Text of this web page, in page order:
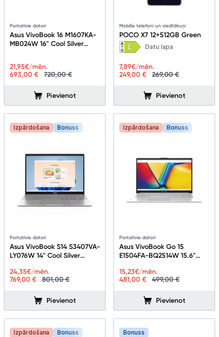
Portatīvie datori
Asus VivoBook 16 M1607KA-
MB024W 16" Cool Silver
693,00 € 720,00 €
21,95€/mēn.
Pievienot
Mobilie telefoni un viedtālruņi
POCO X7 12+512GB Green
Datu lapa
249,00 € 269,00 €
7,89€/mēn.
Pievienot
Izpārdošana Bonuss
Portatīvie datori
Asus VivoBook S14 S3407VA-
LY076W 14" Cool Silver
769,00 €
801,00 €
24,35€/mēn.
Pievienot
Izpārdošana Bonuss
Portatīvie datori
Asus VivoBook Go 15
E1504FA-BQ2514W 15.6"
M044S0
481,00 € 499,00 €
15,23€/mēn.
Pievienot
Izpārdošana Bonuss Bonuss